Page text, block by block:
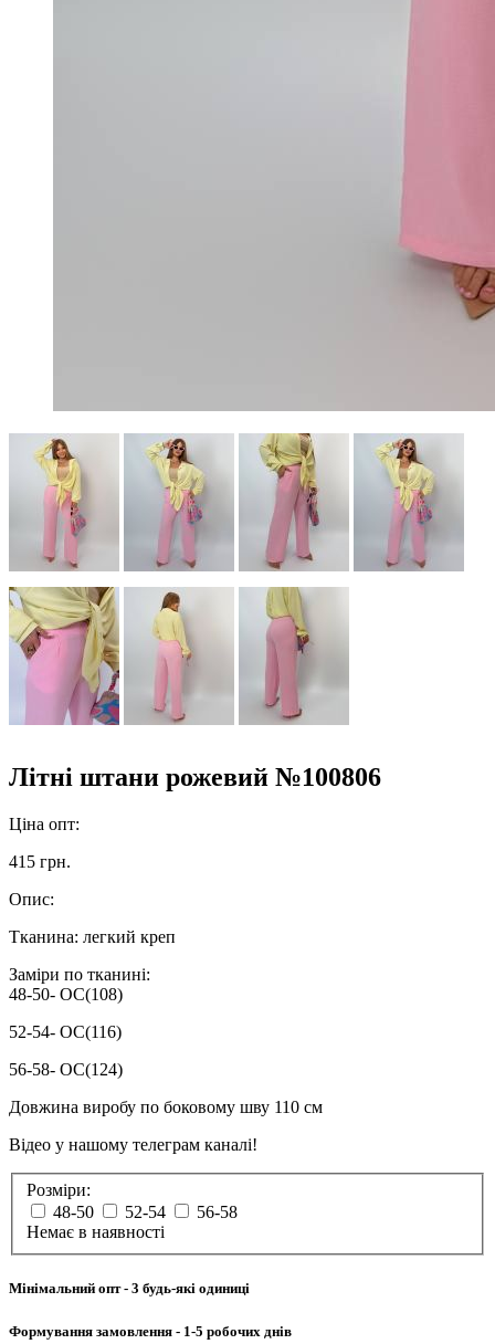
Літні штани рожевий №100806
Ціна опт:
415 грн.
Опис:
Тканина: легкий креп
Заміри по тканині:
48-50- ОС(108)
52-54- ОС(116)
56-58- ОС(124)
Довжина виробу по боковому шву 110 см
Відео у нашому телеграм каналі!
Розміри:
48-50
52-54
56-58
Немає в наявності
Мінімальний опт- 3 будь-які одиниці
Формування замовлення - 1-5 робочих днів